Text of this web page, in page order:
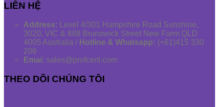
LIÊN HỆ
Address: Level 4/301 Hampshire Road Sunshine,
3020, VIC & 888 Brunswick Street New Farm QLD
4005 Australia / Hotline & Whatsapp: (+61)415 330
206
Emai: sales@profcerti.com
THEO DÕI CHÚNG TÔI